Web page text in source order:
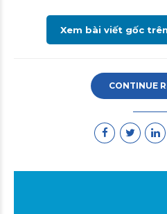
Xem bài viết gốc
CONTINUE